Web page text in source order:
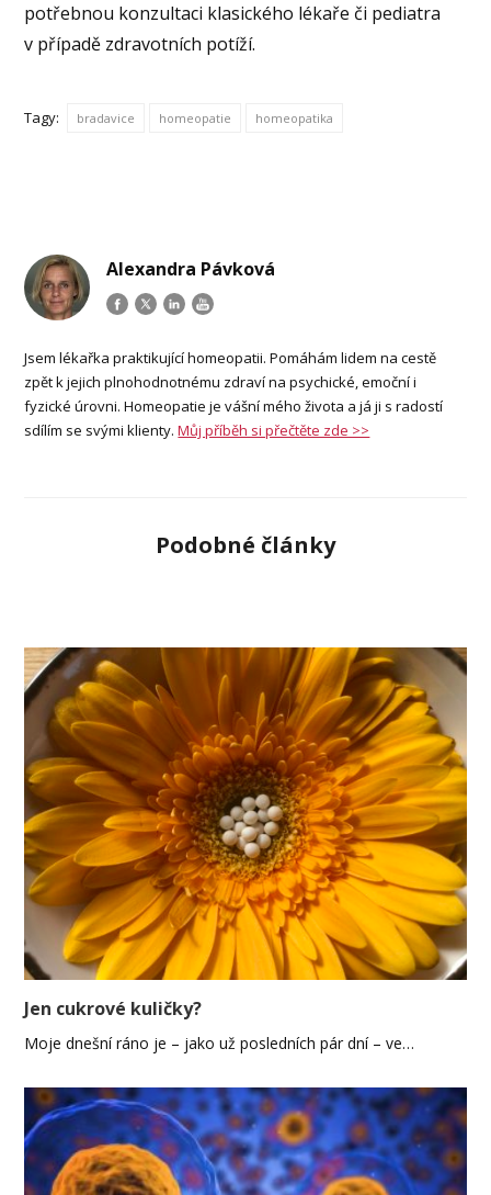
potřebnou konzultaci klasického lékaře či pediatra
v případě zdravotních potíží.
Tagy: bradavice homeopatie homeopatika
Alexandra Pávková
Jsem lékařka praktikující homeopatii. Pomáhám lidem na cestě
zpět k jejich plnohodnotnému zdraví na psychické, emoční i
fyzické úrovni. Homeopatie je vášní mého života a já ji s radostí
sdílím se svými klienty.Můj příběh si přečtěte zde >>
Podobné články
Jen cukrové kuličky?
Moje dnešní ráno je – jako už posledních pár dní – ve…